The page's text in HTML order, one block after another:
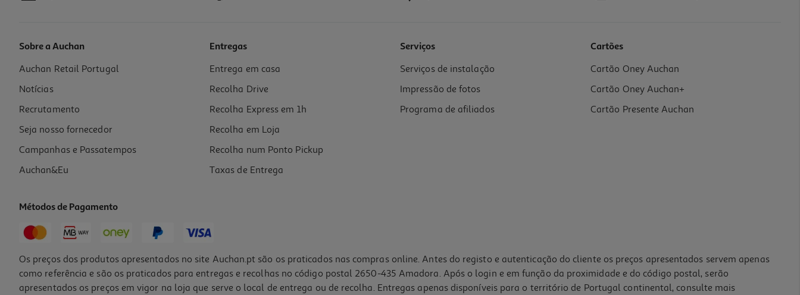
Sobre a Auchan
Auchan Retail Portugal
Notícias
Recrutamento
Seja nosso fornecedor
Campanhas e Passatempos
Auchan&Eu
Entregas
Entrega em casa
Recolha Drive
Recolha Express em 1h
Recolha em Loja
Recolha num Ponto Pickup
Taxas de Entrega
Serviços
Serviços de instalação
Impressão de fotos
Programa de afiliados
Cartões
Cartão Oney Auchan
Cartão Oney Auchan+
Cartão Presente Auchan
Métodos de Pagamento
Os preços dos produtos apresentados no site Auchan.pt são os praticados nas compras online. Antes do registo e autenticação do cliente os preços apresentados servem apenas
como referência e são os praticados para entregas e recolhas no código postal 2650-435 Amadora. Após o login e em função da proximidade e do código postal, serão
apresentados os preços em vigor na loja que serve o local de entrega ou de recolha. Entregas apenas disponíveis para o território de Portugal continental, consulte mais